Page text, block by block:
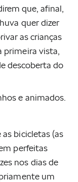
que, afinal,
quer dizer
as crianças
primeira vista,
descoberta do
e animados.
bicicletas (as
perfeitas
nos dias de
um